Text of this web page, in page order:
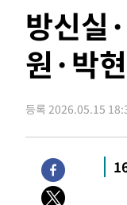
-15230초 전 >
11시
-14252초 전 >[속보]
병태 후임
-10610초 전 >[속보]
-5935초 전 >[속보]
7분 전 >민주 콩고 에
-27447초 전 >
"낮
-27411초 전 >
방신실
원·박
등록 2026.05.15